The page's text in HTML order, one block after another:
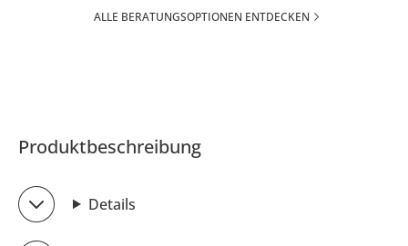
ALLE BERATUNGSOPTIONEN ENTDECKEN
Produktbeschreibung
Details